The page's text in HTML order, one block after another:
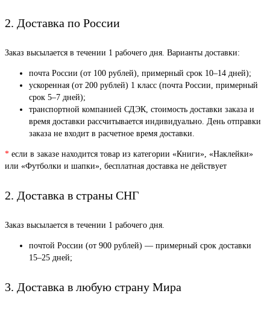
2. Доставка по России
Заказ высылается в течении 1 рабочего дня. Варианты доставки:
почта России (от 100 рублей), примерный срок 10–14 дней);
ускоренная (от 200 рублей) 1 класс (почта России, примерный
срок 5–7 дней);
транспортной компанией СДЭК, стоимость доставки заказа и
время доставки рассчитывается индивидуально. День отправки
заказа не входит в расчетное время доставки.
* если в заказе находится товар из категории «Книги», «Наклейки»
или «Футболки и шапки», бесплатная доставка не действует
2. Доставка в страны СНГ
Заказ высылается в течении 1 рабочего дня.
почтой России (от 900 рублей) — примерный срок доставки
15–25 дней;
3. Доставка в любую страну Мира